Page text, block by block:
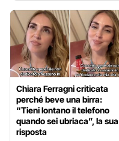
Chiara Ferragni criticata
perché beve una birra:
“Tieni lontano il telefono
quando sei ubriaca”, la sua
risposta